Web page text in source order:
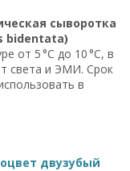
сыворотка
bidentata)
от 5 °C до 10 °C, в
света и ЭМИ. Срок
в
двузубый